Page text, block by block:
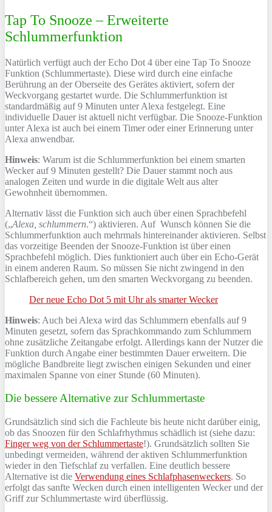
Tap To Snooze – Erweiterte
Schlummerfunktion
Natürlich verfügt auch der Echo Dot 4 über eine Tap To Snooze
Funktion (Schlummertaste). Diese wird durch eine einfache
Berührung an der Oberseite des Gerätes aktiviert, sofern der
Weckvorgang gestartet wurde. Die Schlummerfunktion ist
standardmäßig auf 9 Minuten unter Alexa festgelegt. Eine
individuelle Dauer ist aktuell nicht verfügbar. Die Snooze-Funktion
unter Alexa ist auch bei einem Timer oder einer Erinnerung unter
Alexa anwendbar.
Hinweis: Warum ist die Schlummerfunktion bei einem smarten
Wecker auf 9 Minuten gestellt? Die Dauer stammt noch aus
analogen Zeiten und wurde in die digitale Welt aus alter
Gewohnheit übernommen.
Alternativ lässt die Funktion sich auch über einen Sprachbefehl
(„Alexa, schlummern.“) aktivieren. Auf Wunsch können Sie die
Schlummerfunktion auch mehrmals hintereinander aktivieren. Selbst
das vorzeitige Beenden der Snooze-Funktion ist über einen
Sprachbefehl möglich. Dies funktioniert auch über ein Echo-Gerät
in einem anderen Raum. So müssen Sie nicht zwingend in den
Schlafbereich gehen, um den smarten Weckvorgang zu beenden.
Der neue Echo Dot 5 mit Uhr als smarter Wecker
Hinweis: Auch bei Alexa wird das Schlummern ebenfalls auf 9
Minuten gesetzt, sofern das Sprachkommando zum Schlummern
ohne zusätzliche Zeitangabe erfolgt. Allerdings kann der Nutzer die
Funktion durch Angabe einer bestimmten Dauer erweitern. Die
mögliche Bandbreite liegt zwischen einigen Sekunden und einer
maximalen Spanne von einer Stunde (60 Minuten).
Die bessere Alternative zur Schlummertaste
Grundsätzlich sind sich die Fachleute bis heute nicht darüber einig,
ob das Snoozen für den Schlafrhythmus schädlich ist (siehe dazu:
Finger weg von der Schlummertaste!). Grundsätzlich sollten Sie
unbedingt vermeiden, während der aktiven Schlummerfunktion
wieder in den Tiefschlaf zu verfallen. Eine deutlich bessere
Alternative ist die Verwendung eines Schlafphasenweckers. So
erfolgt das sanfte Wecken durch einen intelligenten Wecker und der
Griff zur Schlummertaste wird überflüssig.